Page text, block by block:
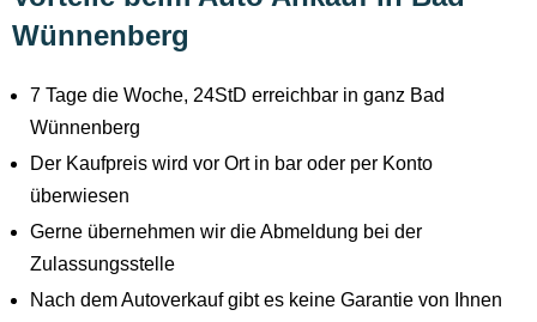
Wünnenberg
7 Tage die Woche, 24StD erreichbar in ganz Bad
Wünnenberg
Der Kaufpreis wird vor Ort in bar oder per Konto
überwiesen
Gerne übernehmen wir die Abmeldung bei der
Zulassungsstelle
Nach dem Autoverkauf gibt es keine Garantie von Ihnen